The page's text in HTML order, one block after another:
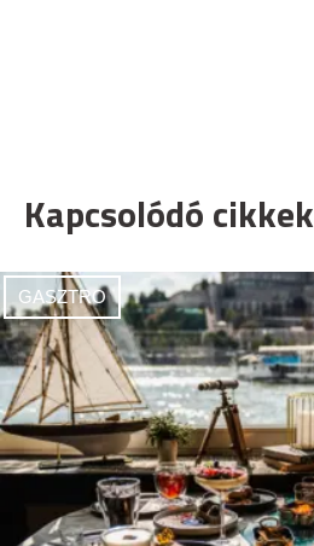
Kapcsolódó cikkek
GASZTRO